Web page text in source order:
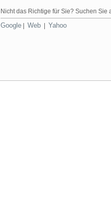
Nicht das Richtige für Sie? Suchen Sie
Google Web Yahoo